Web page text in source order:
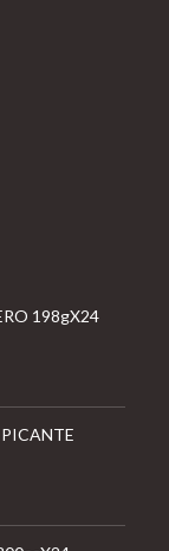
198gX24